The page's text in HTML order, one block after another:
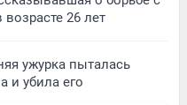
26 лет
ужурка пыталась
и убила его